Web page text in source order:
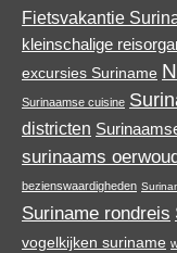
Fietsvakantie
kleinschalige
excursies Suriname
Surinaamse cuisine
districten
surinaams
bezienswaardigheden
Suriname rondreis
vogelkijken suriname